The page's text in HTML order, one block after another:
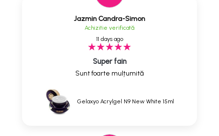
Jazmin Candra-Simon
Achizitie verificată
11 days ago
Super fain
Sunt foarte mulțumită
Gelaxyo Acrylgel N9 New White 15ml